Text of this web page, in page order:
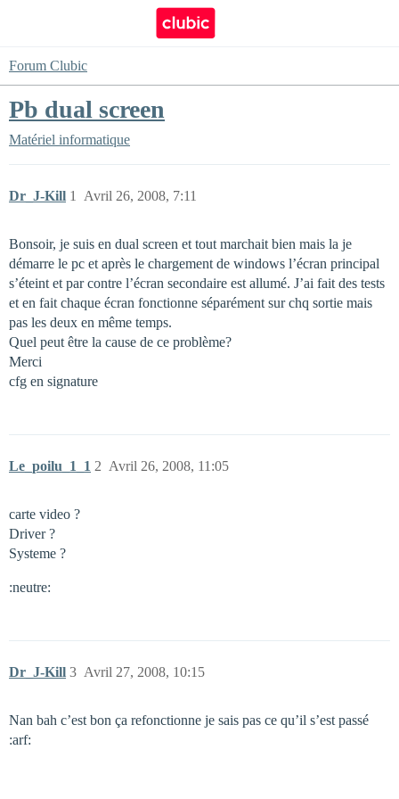
Forum Clubic
Pb dual screen
Matériel informatique
Dr_J-Kill Avril 26, 2008, 7:11
1
Bonsoir, je suis en dual screen et tout marchait bien mais la je
démarre le pc et après le chargement de windows l’écran principal
s’éteint et par contre l’écran secondaire est allumé. J’ai fait des tests
et en fait chaque écran fonctionne séparément sur chq sortie mais
pas les deux en même temps.
Quel peut être la cause de ce problème?
Merci
cfg en signature
Le_poilu_1_1 Avril 26, 2008, 11:05
2
carte video ?
Driver ?
Systeme ?
:neutre:
Dr_J-Kill Avril 27, 2008, 10:15
3
Nan bah c’est bon ça refonctionne je sais pas ce qu’il s’est passé
:arf: